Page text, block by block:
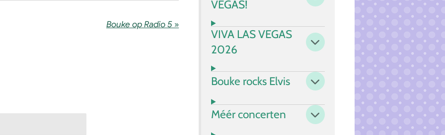
Bouke op Radio 5 »
VEGAS!
VIVA LAS VEGAS
2026
Bouke rocks Elvis
Méér concerten